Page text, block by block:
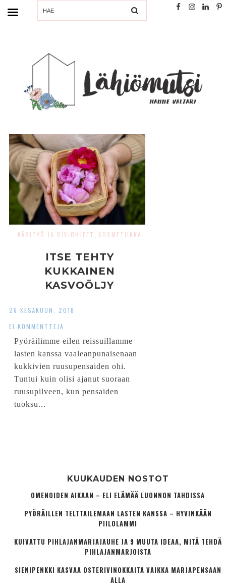
SEARCH
KÄSITYÖ JA DIY-OHJEET KOSMETIIKKA
ITSE TEHTY
KUKKAINEN
KASVOÖLJY
26 KESÄKUUN, 2018
EI KOMMENTTEJA
Pyöräilimme eilen reissuillamme
lasten kanssa vaaleanpunaisenaan
kukkivien ruusupensaiden ohi.
Tuntui kuin olisi ajanut suoraan
ruusupilveen, kun pensaiden
tuoksu...
KUUKAUDEN NOSTOT
OMENOIDEN AIKAAN – ELI ELÄMÄÄ LUONNON TAHDISSA
PYÖRÄILLEN TELTTAILEMAAN LASTEN KANSSA – HYVINKÄÄN
PIILOLAMMI
KUIVATTU PIHLAJANMARJAJAUHE JA 9 MUUTA IDEAA, MITÄ TEHDÄ
PIHLAJANMARJOISTA
SIENIPENKKI KASVAA OSTERIVINOKKAITA VAIKKA MARJAPENSAAN
ALLA